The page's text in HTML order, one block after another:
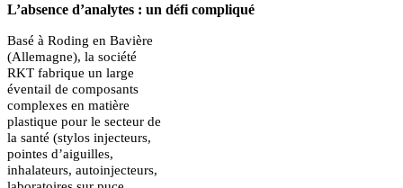
L’absence d’analytes : un défi compliqué
Basé à Roding en Bavière
(Allemagne), la société
RKT fabrique un large
éventail de composants
complexes en matière
plastique pour le secteur de
la santé (stylos injecteurs,
pointes d’aiguilles,
inhalateurs, autoinjecteurs,